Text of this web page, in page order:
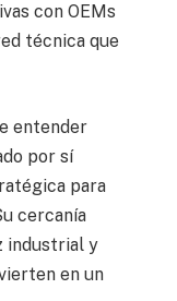
con OEMs
técnica que
entender
por sí
para
cercanía
industrial y
en un